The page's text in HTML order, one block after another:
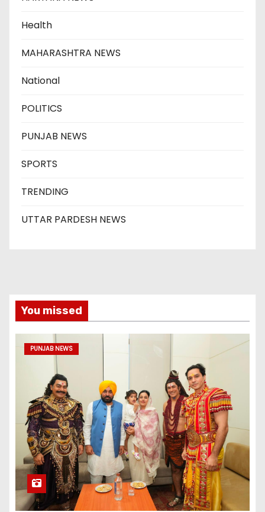
Health
MAHARASHTRA NEWS
National
POLITICS
PUNJAB NEWS
SPORTS
TRENDING
UTTAR PARDESH NEWS
You missed
PUNJAB NEWS